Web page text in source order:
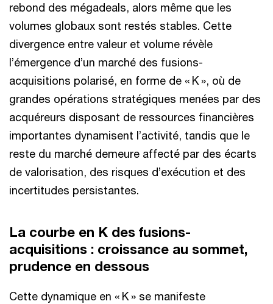
rebond des mégadeals, alors même que les
volumes globaux sont restés stables. Cette
divergence entre valeur et volume révèle
l’émergence d’un marché des fusions-
acquisitions polarisé, en forme de « K », où de
grandes opérations stratégiques menées par des
acquéreurs disposant de ressources financières
importantes dynamisent l’activité, tandis que le
reste du marché demeure affecté par des écarts
de valorisation, des risques d’exécution et des
incertitudes persistantes.
La courbe en K des fusions-
acquisitions : croissance au sommet,
prudence en dessous
Cette dynamique en « K » se manifeste